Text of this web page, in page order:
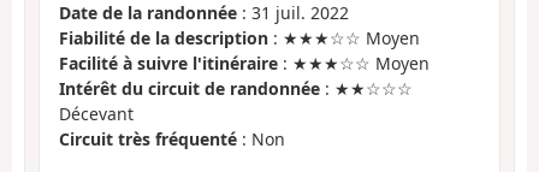
Date de la randonnée : 31 juil. 2022
Fiabilité de la description : ★★★☆☆ Moyen
Facilité à suivre l'itinéraire : ★★★☆☆ Moyen
Intérêt du circuit de randonnée : ★★☆☆☆
Décevant
Circuit très fréquenté : Non